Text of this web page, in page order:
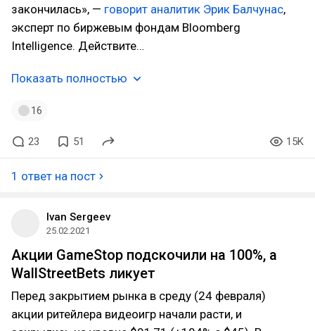
закончилась», — говорит аналитик Эрик Балчунас,
эксперт по биржевым фондам Bloomberg
Intelligence. Действите…
Показать полностью
16
23 51 15K
1 ответ на пост
Ivan Sergeev
25.02.2021
Акции GameStop подскочили на 100%, а
WallStreetBets ликует
Перед закрытием рынка в среду (24 февраля)
акции ритейлера видеоигр начали расти, и